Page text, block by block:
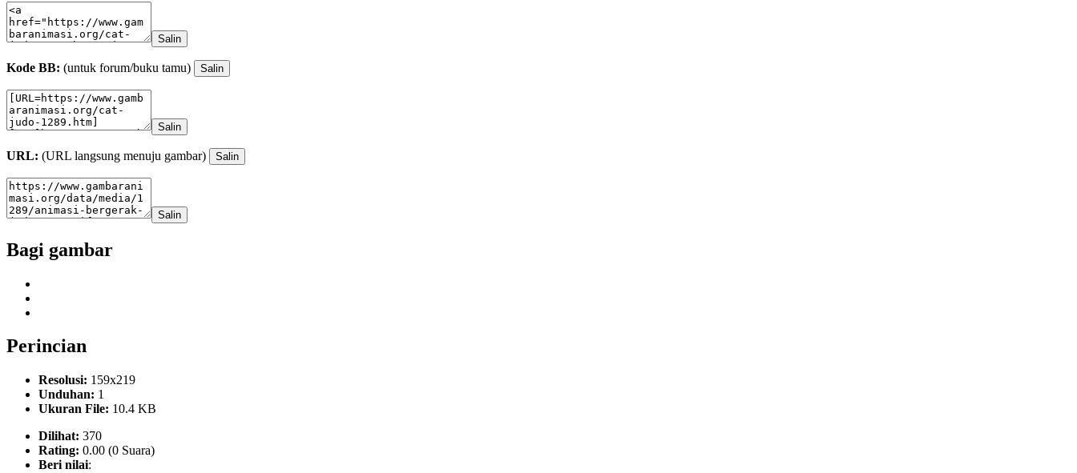
Salin
Kode BB: (untuk forum/buku tamu) Salin
Salin
URL: (URL langsung menuju gambar) Salin
Salin
Bagi gambar
Perincian
Resolusi: 159x219
Unduhan: 1
Ukuran File: 10.4 KB
Dilihat: 370
Rating: 0.00 (0 Suara)
Beri nilai: